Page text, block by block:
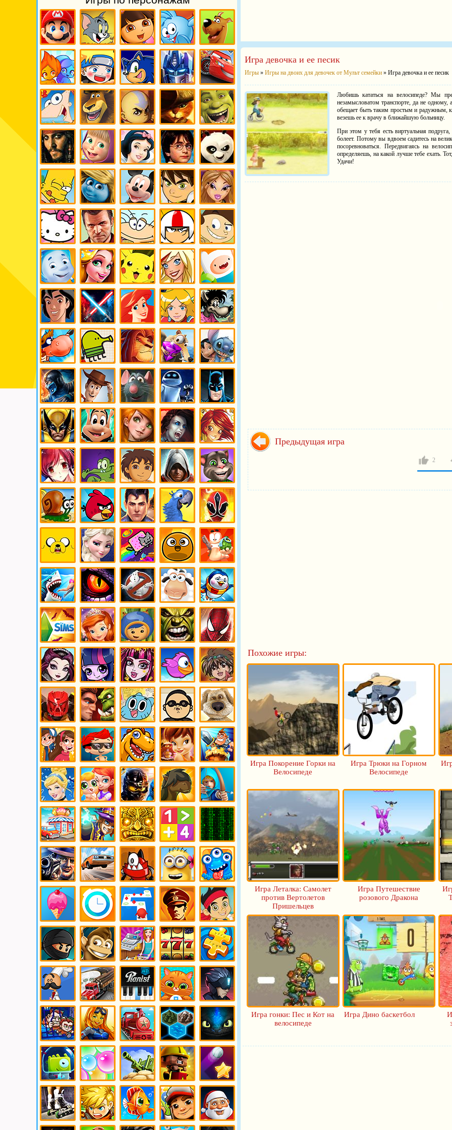
Хейзел
Игры Марио
Игры Том и
Джерри
Даша
Следопыт
Игры
Игры
Смешарики
Игры Скуби
Ду
Игры Огонь
и вода
Игры
Наруто
Игры Соник
Игры
Трансформеры
и Оптимус
Прайм
Игры Тачки
Игры Финис
и Ферб
Игры
Мадагаскар
Игры
Аватар
Игры Кот в
сапогах
Игры Шрек
Игры
Пираты
карибского
моря
Игры Маша
и медведь
Игры
Дисней
Игры Гарри
Поттер
Игры Кунг-
фу панда
Игры
Симпсоны
Игры
Смурфики
Игры
Микки Маус
Бен 10 Игры Игры Братц
Игры Хелло
Китти
Игры ГТА
Игры
Масяня
Игры Кик
Бутовский
Игры Кит
виси Кэт
Игры
Фиксики
Игры
Рапунцель
Игры
Покемоны
Игры
Друзья
ангелов
Игры
Картун
нетворк
Игры
Алладин
Игры
Звездные
войны
Игры
Русалочка
Игры Тотали
Спайс
Игры Ну
погоди
Игры Супер
корова
Игры Дудл
джамп
Игры
Король Лев
Игры
Ледниковый
период
Игры Лило
и Стич
Игры
Мортал
Комбат
Игры
История
игрушек
Игры
Рататуй
Игры Валли
Игры
Бэтмен
Игры Люди
Икс и
Росомаха
Игры Кузя
Игры Ким 5
с плюсом
Игры
Вампиры
Игры
Чародейки
Игры Аниме
Игры
Крокодильчик
свомпи
Игры Диего
Игры
Ассасин
Игры
говорящий
кот
Игры
Игры злые
птички
Игры
Супермен
Игры Рио
Игры
Рейнджеры
Самураи
Игры Время
приключений
Игры
Холодное
сердце
Игры Кошка
Нян
Игры Поу
Игры
Червячки
Игры Акулы
Игры
Драконы
Игры
Призраки
Игры
Овечки
Игры
Пингвины
Игры Симс
Игры София
Прекрасная
Игры
Умизуми
Игры Халк
Игры
Человек
Паук
Игры Эвер
Афтер Хай
Игры
Девушки
Эквестрии
Игры
Монстр Хай
13 желаний
Игры
Флэппи Берд
Игры
Бакуган
Игры
Бионикл
Игры
Варкрафт
Игры
Гамбол
Игры
Гангам
Стайл
Игры
Говорящие
Игры
Гравити
Фолз
Игра Гуппи
и Пузырики
Игры
Динозавры
Игры Динь-
Динь
Игры
Защита
Игры
Золушка
Игра
Зоомагазин
Игры Лего
Ниндзя
Игры
Лошади
Игры Лук
Игры
Магазин
Игры Магия Игры Майя
Игры
Математика
Игры
Матрица
Игры
Мафия
Игры
Машины
Игры
Миксели
Игры
Миньоны
Игры
Монстры
Игры
Мороженое
Игры на
Время
Игры на
Ловкость
Игры
Немцы
Игры Джейк
и Пираты
Нетландии
Игры
Ниндзя
Игры
Обезьянки
Игры
Обслуживание
Игры
Симулятор
Игрового
Автомата
Игры Пазлы
Игры Папа
Луи
Игры
Перевозка
Игры
Пианино
Игры
Питомцы
Игры
Платформеры
Игры Побег
Игры
Подводный
Мир
Игры
Поезда
Игры
Пошаговые
Стратегии
Игры Как
Приручить
Дракона
Игры
Пришельцы
Игры
Пузыри
Игры
Пушки
Игры
Разрушение
Игры
Рикошет
Игры
Ролевые
Игры Рыбки
Игры
Игры Санта
Игра девочка и ее песик
Игры » Игры на двоих для девочек от Мульт семейки » Игра девочка и ее песик
Любишь кататься на велосипеде? Мы
незамысловатом транспорте, да не
обещает быть таким простым и радужным,
везешь ее к врачу в ближайшую больницу.
При этом у тебя есть виртуальная
болеет. Потому вы вдвоем садитесь на
посоревноваться. Передвигаясь на
определяешь, на какой лучше тебе ехать.
Удачи!
Предыдущая игра
2
Похожие игры:
Игра Покорение Горки на
Велосипеде
Игра Трюки на Горном
Велосипеде
Игра Леталка: Самолет
против Вертолетов
Пришельцев
Игра Путешествие
розового Дракона
Игра гонки: Пес и Кот на
велосипеде
Игра Дино баскетбол